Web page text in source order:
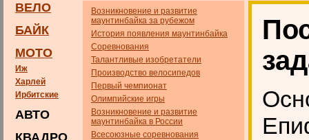
ВЕЛО
БАЙК
МОТО
Иж
Харлей
Ирбитские
АВТО
КВАДРО
Возникновение и развитие
маунтинбайка за рубежом
История появления маунтинбайка
Соревнования
Талантливые изобретатели
Производство велосипедов
Первый чемпионат
Олимпийские игры
Возникновение и развитие
маунтинбайка в России
Всесоюзные соревнования